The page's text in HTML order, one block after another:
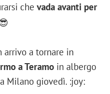
che vada avanti per
arrivo a tornare in
a Teramo in albergo
Milano giovedì. :joy: